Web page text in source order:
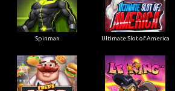
Spinman Ultimate Slot of America